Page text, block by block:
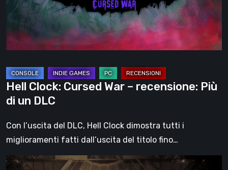
recensione:
di
un
Hell Clock: Cursed War – recensione: Più
di un DLC
Con l’uscita del DLC, Hell Clock dimostra tutti i
miglioramenti fatti dall’uscita del titolo fino…
Impermanence: